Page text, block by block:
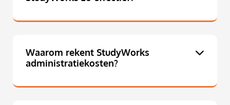
Waarom rekent StudyWorks
administratiekosten?